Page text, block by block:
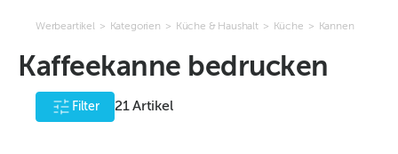
Werbeartikel > Kategorien > Küche & Haushalt > Küche > Kannen
Kaffeekanne bedrucken
Filter 21Artikel